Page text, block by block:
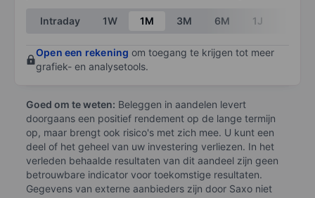
End of interactive chart.
Intraday 1W 1M 3M 6M 1J
Open een rekening om toegang te krijgen tot meer
grafiek- en analysetools.
Goed om te weten: Beleggen in aandelen levert
doorgaans een positief rendement op de lange termijn
op, maar brengt ook risico's met zich mee. U kunt een
deel of het geheel van uw investering verliezen. In het
verleden behaalde resultaten van dit aandeel zijn geen
betrouwbare indicator voor toekomstige resultaten.
Gegevens van externe aanbieders zijn door Saxo niet